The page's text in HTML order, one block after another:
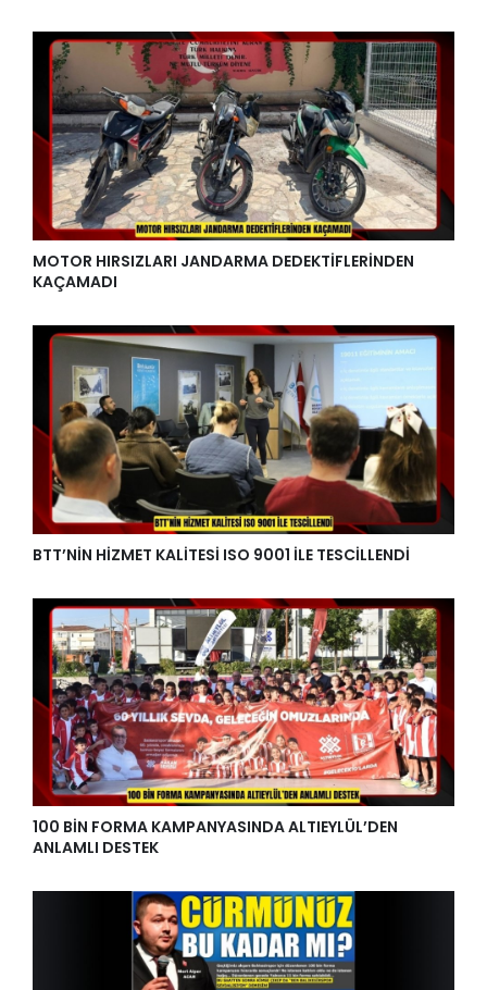
MOTOR HIRSIZLARI JANDARMA DEDEKTİFLERİNDEN
KAÇAMADI
BTT’NİN HİZMET KALİTESİ ISO 9001 İLE TESCİLLENDİ
100 BİN FORMA KAMPANYASINDA ALTIEYLÜL’DEN
ANLAMLI DESTEK